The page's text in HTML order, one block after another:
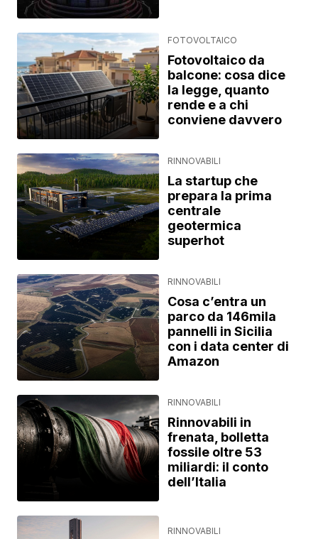
FOTOVOLTAICO
Fotovoltaico da
balcone: cosa dice
la legge, quanto
rende e a chi
conviene davvero
RINNOVABILI
La startup che
prepara la prima
centrale
geotermica
superhot
RINNOVABILI
Cosa c’entra un
parco da 146mila
pannelli in Sicilia
con i data center di
Amazon
RINNOVABILI
Rinnovabili in
frenata, bolletta
fossile oltre 53
miliardi: il conto
dell’Italia
RINNOVABILI